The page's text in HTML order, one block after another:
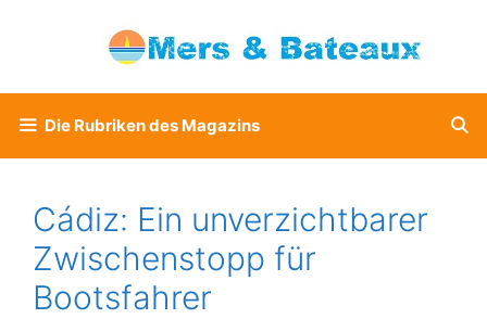
Die Rubriken des Magazins
Cádiz: Ein unverzichtbarer
Zwischenstopp für
Bootsfahrer